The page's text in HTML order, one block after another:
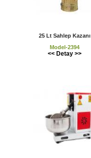
25 Lt Sahlep Kazanı
Model-2394
<< Detay >>